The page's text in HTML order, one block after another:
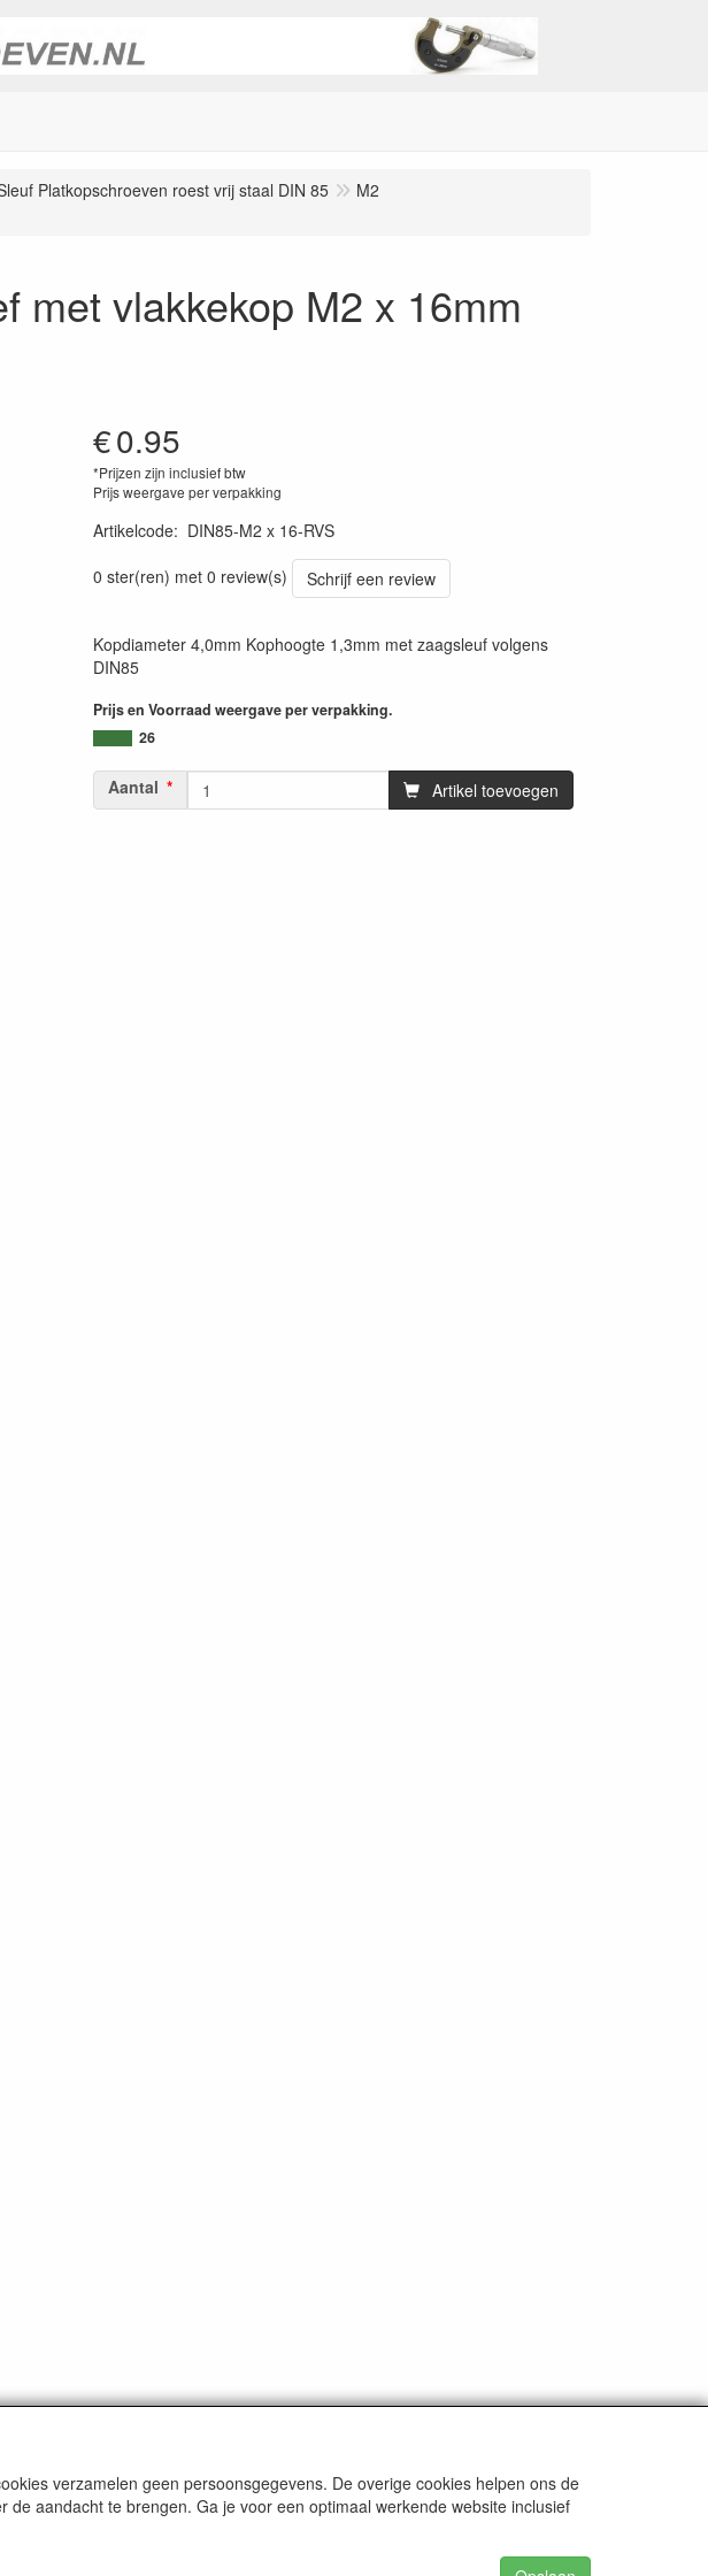
Platkopschroeven roest vrij staal DIN 85
M2
met vlakkekop M2 x 16mm
€0.95
*Prijzen zijn inclusief btw
Prijs weergave per verpakking
Artikelcode: DIN85-M2 x 16-RVS
0 ster(ren) met 0 review(s)
Schrijf een review
Kopdiameter 4,0mm Kophoogte 1,3mm met zaagsleuf volgens
DIN85
Prijs en Voorraad weergave per verpakking.
26
Aantal Artikel toevoegen
verzamelen geen persoonsgegevens. De overige cookies helpen ons de
aandacht te brengen. Ga je voor een optimaal werkende website inclusief